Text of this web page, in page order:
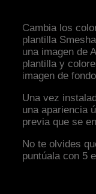
Cambia los
plantilla
una imagen de
plantilla y
imagen de
Una vez
una apariencia
previa que se
No te olvides
puntúala con 5